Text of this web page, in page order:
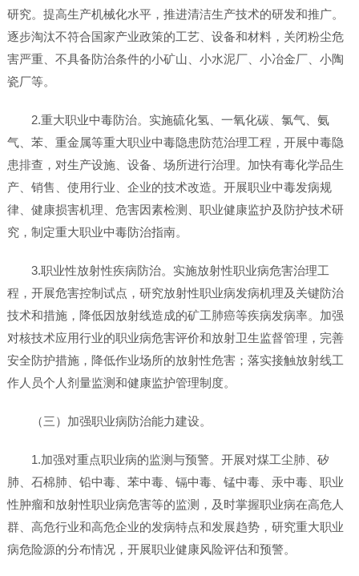
研究。提高生产机械化水平，推进清洁生产技术的研发和推广。
逐步淘汰不符合国家产业政策的工艺、设备和材料，关闭粉尘危
害严重、不具备防治条件的小矿山、小水泥厂、小冶金厂、小陶
瓷厂等。
2.重大职业中毒防治。实施硫化氢、一氧化碳、氯气、氨
气、苯、重金属等重大职业中毒隐患防范治理工程，开展中毒隐
患排查，对生产设施、设备、场所进行治理。加快有毒化学品生
产、销售、使用行业、企业的技术改造。开展职业中毒发病规
律、健康损害机理、危害因素检测、职业健康监护及防护技术研
究，制定重大职业中毒防治指南。
3.职业性放射性疾病防治。实施放射性职业病危害治理工
程，开展危害控制试点，研究放射性职业病发病机理及关键防治
技术和措施，降低因放射线造成的矿工肺癌等疾病发病率。加强
对核技术应用行业的职业病危害评价和放射卫生监督管理，完善
安全防护措施，降低作业场所的放射性危害；落实接触放射线工
作人员个人剂量监测和健康监护管理制度。
（三）加强职业病防治能力建设。
1.加强对重点职业病的监测与预警。开展对煤工尘肺、矽
肺、石棉肺、铅中毒、苯中毒、镉中毒、锰中毒、汞中毒、职业
性肿瘤和放射性职业病危害等的监测，及时掌握职业病在高危人
群、高危行业和高危企业的发病特点和发展趋势，研究重大职业
病危险源的分布情况，开展职业健康风险评估和预警。